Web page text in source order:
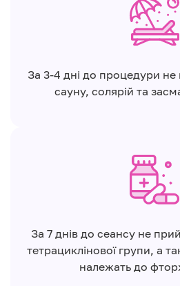
За 3-4 дні до процедури не
сауну, солярій та
За 7 днів до сеансу не
тетрациклінової групи, а
належать до